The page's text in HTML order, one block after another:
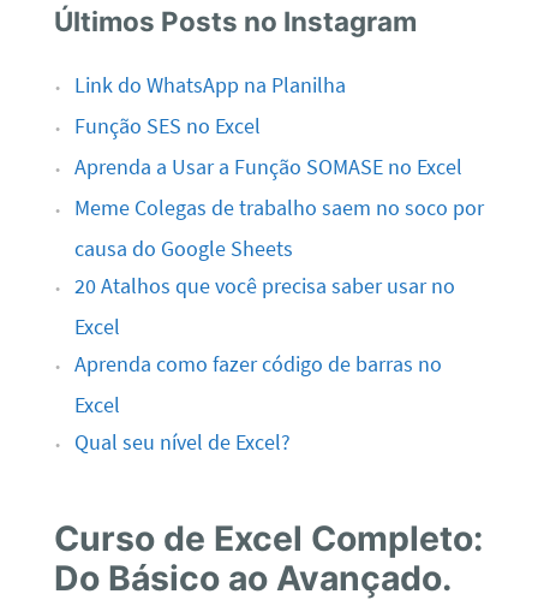
Últimos Posts no Instagram
Link do WhatsApp na Planilha
Função SES no Excel
Aprenda a Usar a Função SOMASE no Excel
Meme Colegas de trabalho saem no soco por
causa do Google Sheets
20 Atalhos que você precisa saber usar no
Excel
Aprenda como fazer código de barras no
Excel
Qual seu nível de Excel?
Curso de Excel Completo:
Do Básico ao Avançado.